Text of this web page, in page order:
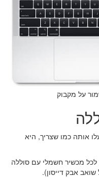
על מקבוק
אותה כמו שצריך, היא
מכשיר חשמלי עם סוללה
אבק דייסון).